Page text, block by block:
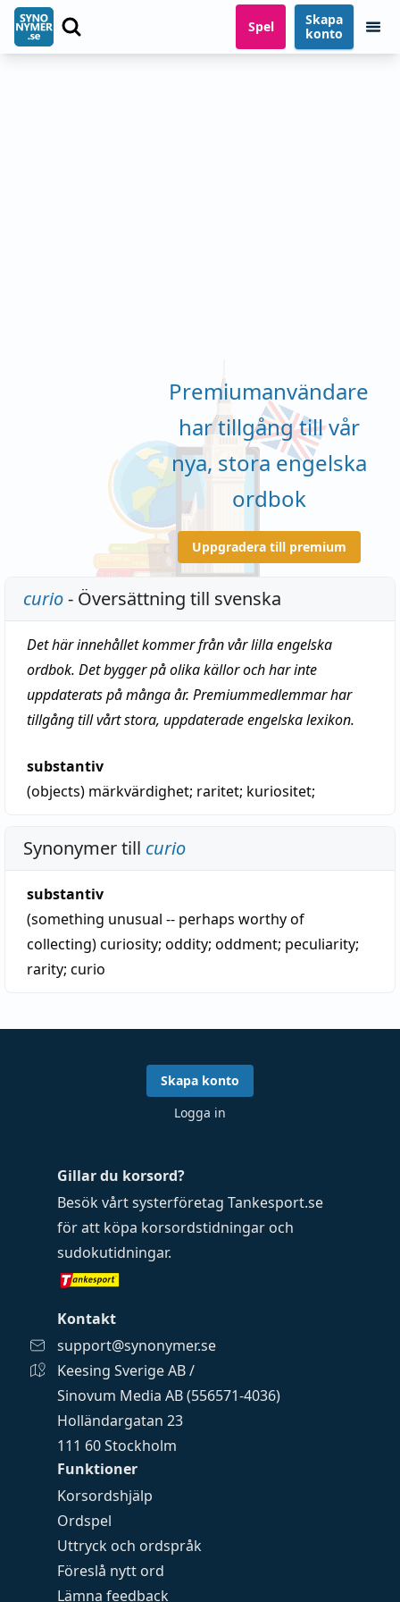
Spel
Skapa
konto
Premiumanvändare
har tillgång till vår
nya, stora engelska
ordbok
Uppgradera till premium
curio- Översättning till svenska
Det här innehållet kommer från vår lilla engelska
ordbok. Det bygger på olika källor och har inte
uppdaterats på många år. Premiummedlemmar har
tillgång till vårt stora, uppdaterade engelska lexikon.
substantiv
(objects) märkvärdighet; raritet; kuriositet;
Synonymer till curio
substantiv
(something unusual -- perhaps worthy of
collecting)curiosity; oddity; oddment; peculiarity;
rarity; curio
Funktioner
Korsordshjälp
Ordspel
Uttryck och ordspråk
Föreslå nytt ord
Lämna feedback
Gillar du korsord?
Besök vårt systerföretag Tankesport.se
för att köpa korsordstidningar och
sudokutidningar.
Kontakt
support@synonymer.se
Keesing Sverige AB /
Sinovum Media AB (556571-4036)
Holländargatan 23
111 60 Stockholm
Skapa konto
Logga in